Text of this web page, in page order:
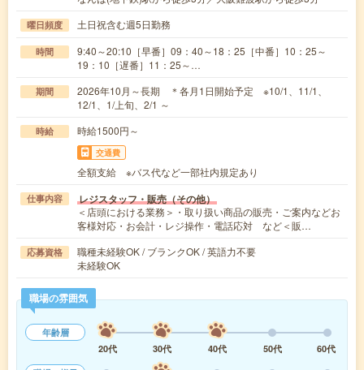
曜日頻度 土日祝含む週5日勤務
時間
9:40～20:10［早番］09：40～18：25［中番］10：25～
19：10［遅番］11：25～…
期間
2026年10月～長期 ＊各月1日開始予定 ※10/1、11/1、
12/1、1/上旬、2/1 ～
時給 時給1500円～
交通費
全額支給 ※バス代など一部社内規定あり
仕事内容 レジスタッフ・販売（その他）
＜店頭における業務＞・取り扱い商品の販売・ご案内などお
客様対応・お会計・レジ操作・電話応対 など＜販…
応募資格
職種未経験OK / ブランクOK / 英語力不要
未経験OK
職場の雰囲気
年齢層
20代
30代 40代 50代
60代